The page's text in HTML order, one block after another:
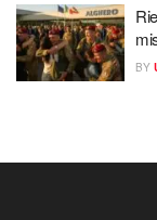
BY